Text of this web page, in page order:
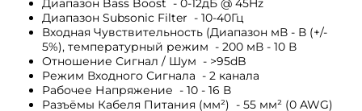
Диапазон Bass Boost - 0-12дБ @ 45Hz
Диапазон Subsonic Filter - 10-40Гц
Входная Чувствительность (Диапазон мВ - В (+/-
5%), температурный режим - 200 мВ - 10 В
Отношение Сигнал / Шум - >95dB
Режим Входного Сигнала - 2 канала
Рабочее Напряжение - 10 - 16 В
Разъёмы Кабеля Питания (мм²) - 55 мм² (0 AWG)